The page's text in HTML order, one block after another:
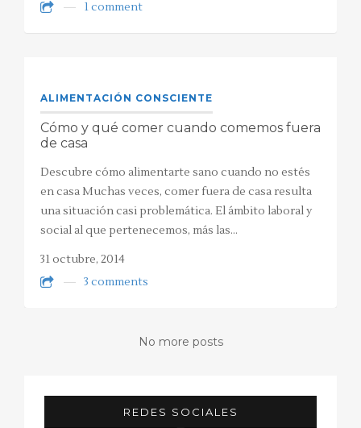
1 comment
ALIMENTACIÓN CONSCIENTE
Cómo y qué comer cuando comemos fuera
de casa
Descubre cómo alimentarte sano cuando no estés
en casa Muchas veces, comer fuera de casa resulta
una situación casi problemática. El ámbito laboral y
social al que pertenecemos, más las…
31 octubre, 2014
3 comments
No more posts
REDES SOCIALES